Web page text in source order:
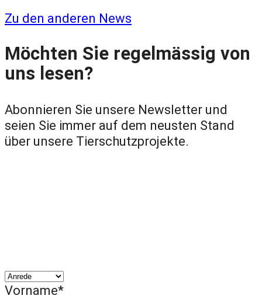
Zu den anderen News
Möchten Sie regelmässig von
uns lesen?
Abonnieren Sie unsere Newsletter und
seien Sie immer auf dem neusten Stand
über unsere Tierschutzprojekte.
Vorname*